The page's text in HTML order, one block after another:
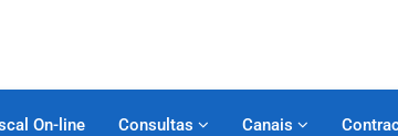
On-line Consultas Canais